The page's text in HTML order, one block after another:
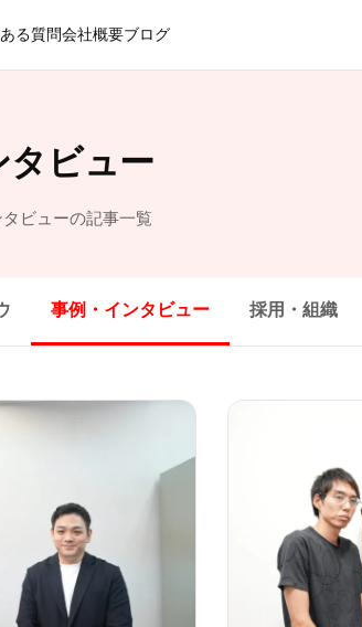
る質問会社概要ブログ
タビュー
ビューの記事一覧
事例・インタビュー 採用・組織